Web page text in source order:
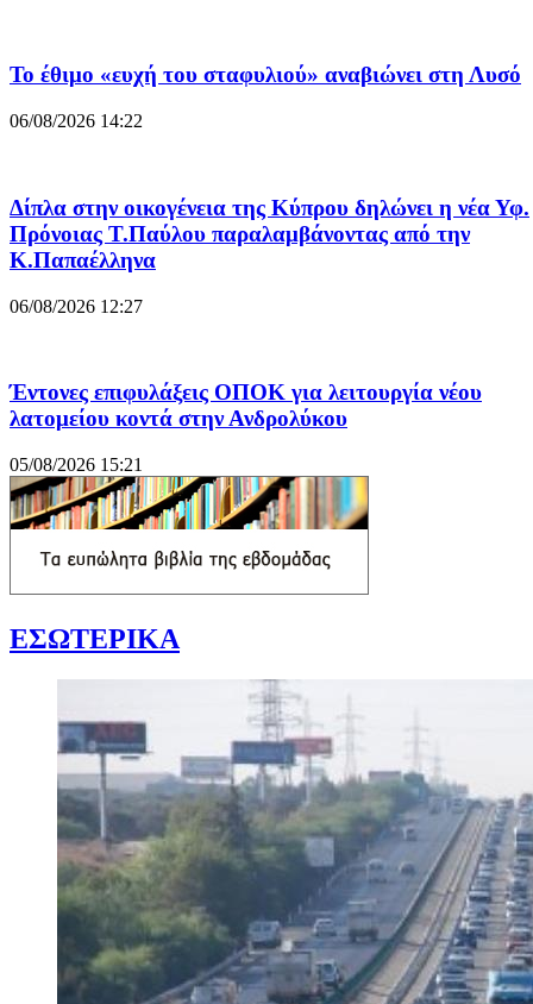
Το έθιμο «ευχή του σταφυλιού» αναβιώνει στη Λυσό
06/08/2026 14:22
Δίπλα στην οικογένεια της Κύπρου δηλώνει η νέα Υφ.
Πρόνοιας Τ.Παύλου παραλαμβάνοντας από την
Κ.Παπαέλληνα
06/08/2026 12:27
Έντονες επιφυλάξεις ΟΠΟΚ για λειτουργία νέου
λατομείου κοντά στην Ανδρολύκου
05/08/2026 15:21
ΕΣΩΤΕΡΙΚΑ